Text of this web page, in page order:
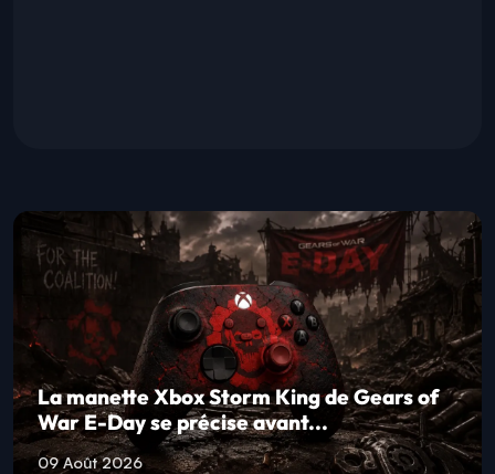
La manette Xbox Storm King de Gears of
War E-Day se précise avant...
09 Août 2026